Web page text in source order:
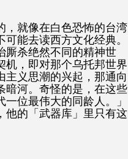
，就像在白色恐怖的台湾
能去读西方文化经典。
厮杀绝然不同的精神世
机，即对那个乌托邦世界
义思潮的兴起，那通向
暗河。奇怪的是，在这些
位最伟大的同龄人。」
他的「武器库」里只有这